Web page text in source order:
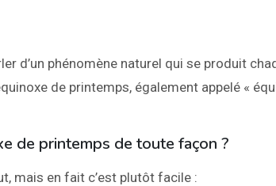
d’un phénomène naturel qui se produit
de printemps, également appelé «
de printemps de toute façon ?
mais en fait c’est plutôt facile :